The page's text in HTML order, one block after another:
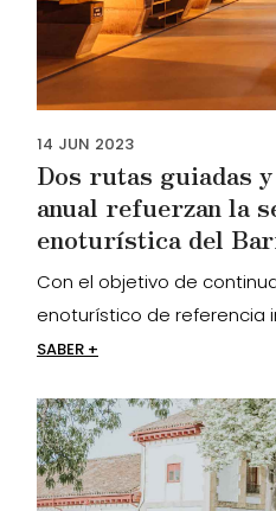
14 JUN 2023
Dos rutas guiadas
anual refuerzan la
enoturística del
Con el objetivo de
enoturístico de referencia
SABER +